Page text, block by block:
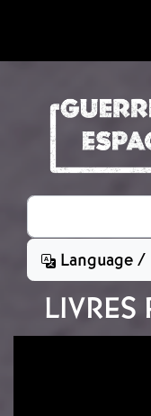
Rechercher
Language
LIVRES